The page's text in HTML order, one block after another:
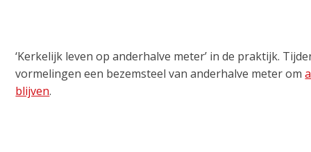
‘Kerkelijk leven op anderhalve meter’ in de praktijk.
vormelingen een bezemsteel van anderhalve meter om
blijven.